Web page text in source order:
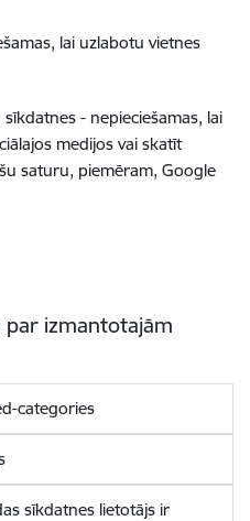
lai uzlabotu vietnes
- nepieciešamas, lai
medijos vai skatīt
saturu, piemēram, Google
izmantotajām
categories
sīkdatnes lietotājs ir